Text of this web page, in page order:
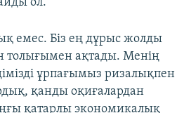
емес. Біз ең дұрыс жолды
толығымен ақтады. Менің
ұрпағымыз ризалықпен
қанды оқиғалардан
қатарлы экономикалық